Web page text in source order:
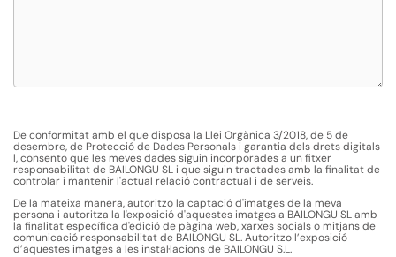
De conformitat amb el que disposa la Llei Orgànica 3/2018, de 5 de
desembre, de Protecció de Dades Personals i garantia dels drets digitals
l, consento que les meves dades siguin incorporades a un fitxer
responsabilitat de BAILONGU SL i que siguin tractades amb la finalitat de
controlar i mantenir l'actual relació contractual i de serveis.
De la mateixa manera, autoritzo la captació d'imatges de la meva
persona i autoritza la l'exposició d'aquestes imatges a BAILONGU SL amb
la finalitat específica d'edició de pàgina web, xarxes socials o mitjans de
comunicació responsabilitat de BAILONGU SL. Autoritzo l’exposició
d’aquestes imatges a les instal·lacions de BAILONGU S.L.